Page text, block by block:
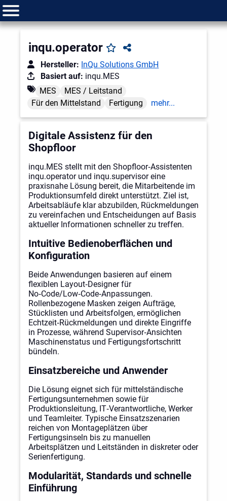
inqu.operator
Hersteller: InQu Solutions GmbH
Basiert auf: inqu.MES
MES
MES / Leitstand
Für den Mittelstand
Fertigung mehr...
Digitale Assistenz für den
Shopfloor
inqu.MES stellt mit den Shopfloor‑Assistenten
inqu.operator und inqu.supervisor eine
praxisnahe Lösung bereit, die Mitarbeitende im
Produktionsumfeld direkt unterstützt. Ziel ist,
Arbeitsabläufe klar abzubilden, Rückmeldungen
zu vereinfachen und Entscheidungen auf Basis
aktueller Informationen schneller zu treffen.
Intuitive Bedienoberflächen und
Konfiguration
Beide Anwendungen basieren auf einem
flexiblen Layout‑Designer für
No‑Code/Low‑Code‑Anpassungen.
Rollenbezogene Masken zeigen Aufträge,
Stücklisten und Arbeitsfolgen, ermöglichen
Echtzeit‑Rückmeldungen und direkte Eingriffe
in Prozesse, während Supervisor‑Ansichten
Maschinenstatus und Fertigungsfortschritt
bündeln.
Einsatzbereiche und Anwender
Die Lösung eignet sich für mittelständische
Fertigungsunternehmen sowie für
Produktionsleitung, IT‑Verantwortliche, Werker
und Teamleiter. Typische Einsatzszenarien
reichen von Montageplätzen über
Fertigungsinseln bis zu manuellen
Arbeitsplätzen und Leitständen in diskreter oder
Serienfertigung.
Modularität, Standards und schnelle
Einführung